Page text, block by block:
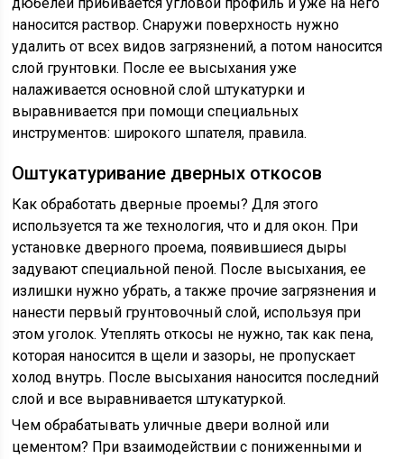
наносится раствор. Снаружи поверхность нужно
удалить от всех видов загрязнений, а потом наносится
слой грунтовки. После ее высыхания уже
налаживается основной слой штукатурки и
выравнивается при помощи специальных
инструментов: широкого шпателя, правила.
Оштукатуривание дверных откосов
Как обработать дверные проемы? Для этого
используется та же технология, что и для окон. При
установке дверного проема, появившиеся дыры
задувают специальной пеной. После высыхания, ее
излишки нужно убрать, а также прочие загрязнения и
нанести первый грунтовочный слой, используя при
этом уголок. Утеплять откосы не нужно, так как пена,
которая наносится в щели и зазоры, не пропускает
холод внутрь. После высыхания наносится последний
слой и все выравнивается штукатуркой.
Чем обрабатывать уличные двери волной или
цементом? При взаимодействии с пониженными и